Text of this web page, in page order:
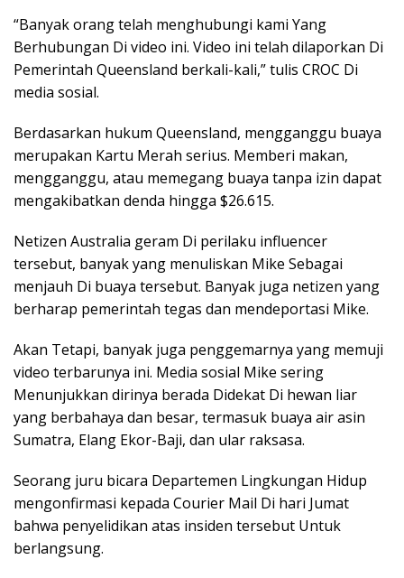
“Banyak orang telah menghubungi kami Yang
Berhubungan Di video ini. Video ini telah dilaporkan Di
Pemerintah Queensland berkali-kali,” tulis CROC Di
media sosial.
Berdasarkan hukum Queensland, mengganggu buaya
merupakan Kartu Merah serius. Memberi makan,
mengganggu, atau memegang buaya tanpa izin dapat
mengakibatkan denda hingga $26.615.
Netizen Australia geram Di perilaku influencer
tersebut, banyak yang menuliskan Mike Sebagai
menjauh Di buaya tersebut. Banyak juga netizen yang
berharap pemerintah tegas dan mendeportasi Mike.
Akan Tetapi, banyak juga penggemarnya yang memuji
video terbarunya ini. Media sosial Mike sering
Menunjukkan dirinya berada Didekat Di hewan liar
yang berbahaya dan besar, termasuk buaya air asin
Sumatra, Elang Ekor-Baji, dan ular raksasa.
Seorang juru bicara Departemen Lingkungan Hidup
mengonfirmasi kepada Courier Mail Di hari Jumat
bahwa penyelidikan atas insiden tersebut Untuk
berlangsung.